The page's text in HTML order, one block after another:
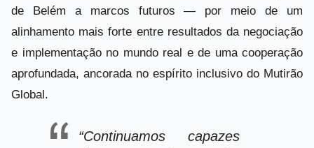
de Belém a marcos futuros — por meio de um
alinhamento mais forte entre resultados da negociação
e implementação no mundo real e de uma cooperação
aprofundada, ancorada no espírito inclusivo do Mutirão
Global.
“Continuamos capazes